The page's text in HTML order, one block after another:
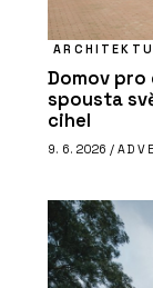
Domov
spousta
cihel
9. 6. 2026 /